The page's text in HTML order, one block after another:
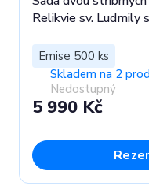
Relikvie sv. Ludmily
Emise 500 ks
Skladem na 2
Nedostupný
5 990 Kč